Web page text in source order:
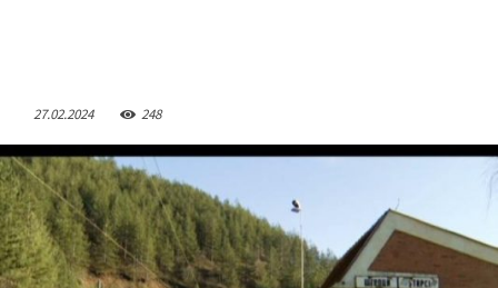
27.02.2024 248